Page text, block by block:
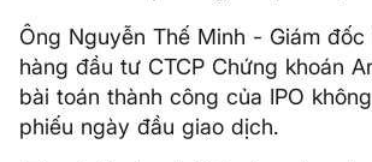
Ông Nguyễn Thế Minh - Giám đốc
hàng đầu tư CTCP Chứng khoán
bài toán thành công của IPO
phiếu ngày đầu giao dịch.